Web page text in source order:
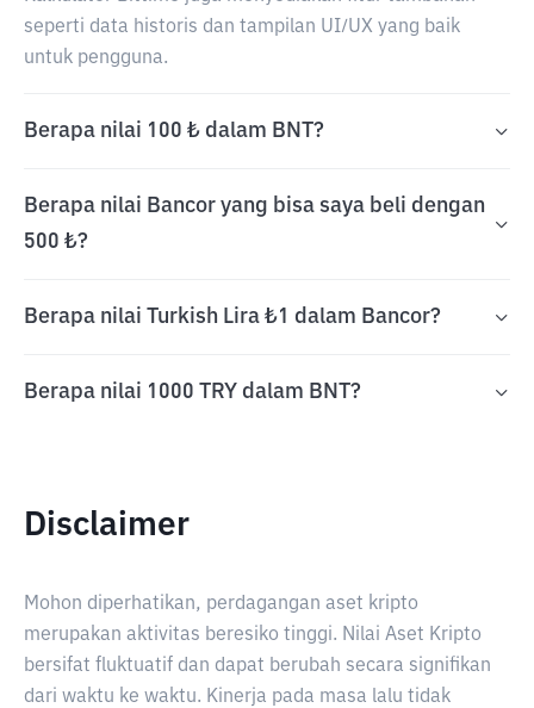
seperti data historis dan tampilan UI/UX yang baik
untuk pengguna.
Berapa nilai 100 ₺ dalam BNT?
Berapa nilai Bancor yang bisa saya beli dengan
500 ₺?
Berapa nilai Turkish Lira ₺1 dalam Bancor?
Berapa nilai 1000 TRY dalam BNT?
Disclaimer
Mohon diperhatikan, perdagangan aset kripto
merupakan aktivitas beresiko tinggi. Nilai Aset Kripto
bersifat fluktuatif dan dapat berubah secara signifikan
dari waktu ke waktu. Kinerja pada masa lalu tidak